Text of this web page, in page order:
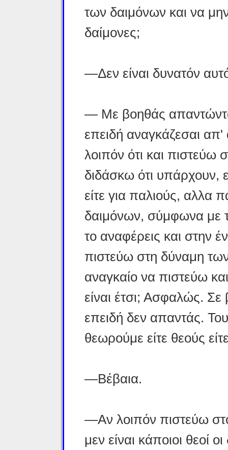
των δαιμόνων και να
δαίμονες;
—Δεν είναι δυνατόν
— Με βοηθάς
επειδή αναγκάζεσαι
λοιπόν ότι και πιστεύω
διδάσκω ότι υπάρχουν,
είτε για παλιούς, αλλα
δαιμόνων, σύμφωνα με
το αναφέρεις και στην
πιστεύω στη δύναμη
αναγκαίο να πιστεύω
είναι έτσι; Ασφαλώς.
επειδή δεν απαντάς.
θεωρούμε είτε θεούς
—Βέβαια.
—Αν λοιπόν πιστεύω
μεν είναι κάποιοι θεοί